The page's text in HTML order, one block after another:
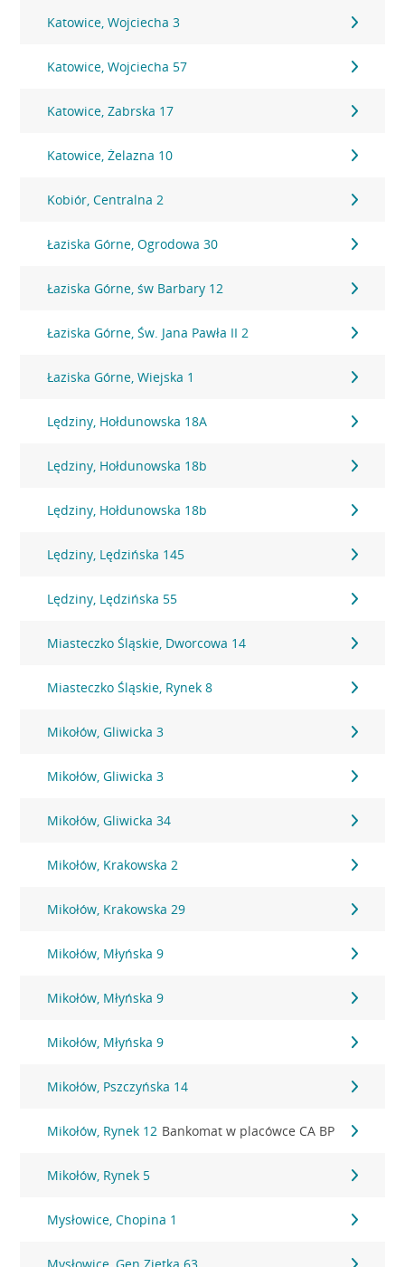
Katowice, Wojciecha 3
Katowice, Wojciecha 57
Katowice, Zabrska 17
Katowice, Żelazna 10
Kobiór, Centralna 2
Łaziska Górne, Ogrodowa 30
Łaziska Górne, św Barbary 12
Łaziska Górne, Św. Jana Pawła II 2
Łaziska Górne, Wiejska 1
Lędziny, Hołdunowska 18A
Lędziny, Hołdunowska 18b
Lędziny, Hołdunowska 18b
Lędziny, Lędzińska 145
Lędziny, Lędzińska 55
Miasteczko Śląskie, Dworcowa 14
Miasteczko Śląskie, Rynek 8
Mikołów, Gliwicka 3
Mikołów, Gliwicka 3
Mikołów, Gliwicka 34
Mikołów, Krakowska 2
Mikołów, Krakowska 29
Mikołów, Młyńska 9
Mikołów, Młyńska 9
Mikołów, Młyńska 9
Mikołów, Pszczyńska 14
Mikołów, Rynek 12 Bankomat w placówce CA BP
Mikołów, Rynek 5
Mysłowice, Chopina 1